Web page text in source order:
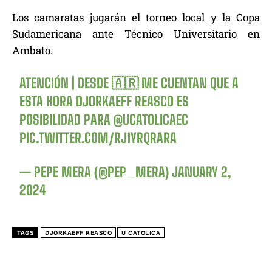
Los camaratas jugarán el torneo local y la Copa
Sudamericana ante Técnico Universitario en
Ambato.
ATENCIÓN | DESDE 🇦🇷 ME CUENTAN QUE A
ESTA HORA DJORKAEFF REASCO ES
POSIBILIDAD PARA @UCATOLICAEC
PIC.TWITTER.COM/RJ1YRQRARA
— PEPE MERA (@PEP_MERA)JANUARY 2,
2024
TAGS DJORKAEFF REASCO U CATOLICA